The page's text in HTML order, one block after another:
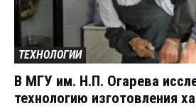
ТЕХНОЛОГИИ
В МГУ им. Н.П. Огарева
технологию изготовления